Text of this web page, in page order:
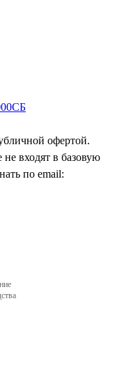
офертой.
входят в базовую
по email: